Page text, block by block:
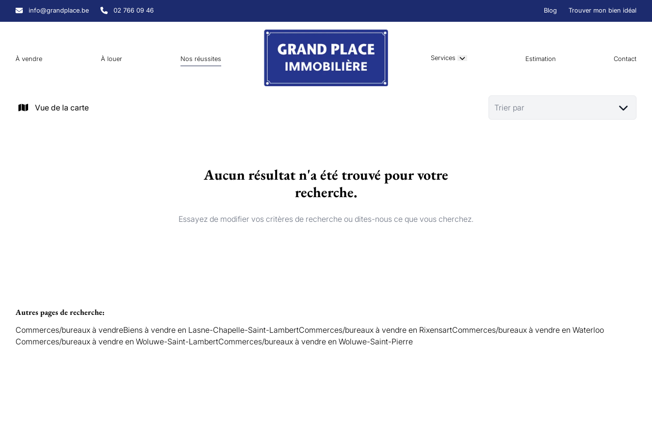
Aller au contenu principal
info@grandplace.be 02 766 09 46 Blog Trouver mon bien idéal
À vendre À louer Nos réussites Services Estimation Contact
Vue de la carte Trier par
Aucun résultat n'a été trouvé pour votre
recherche.
Essayez de modifier vos critères de recherche ou dites-nous ce que vous cherchez.
Autres pages de recherche:
Commerces/bureaux à vendreBiens à vendre en Lasne-Chapelle-Saint-LambertCommerces/bureaux à vendre en RixensartCommerces/bureaux à vendre en Waterloo
Commerces/bureaux à vendre en Woluwe-Saint-LambertCommerces/bureaux à vendre en Woluwe-Saint-Pierre